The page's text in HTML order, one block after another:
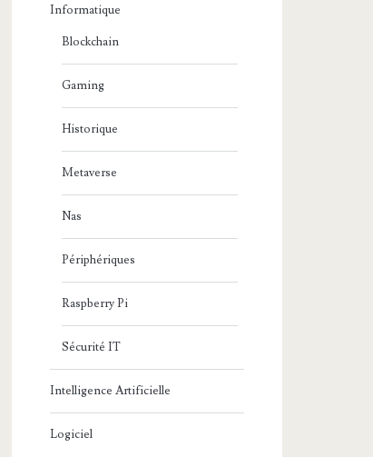
Informatique
Blockchain
Gaming
Historique
Metaverse
Nas
Périphériques
Raspberry Pi
Sécurité IT
Intelligence Artificielle
Logiciel